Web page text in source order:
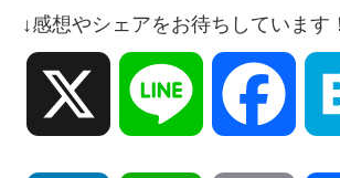
↓感想やシェアをお待ちしています！
Line